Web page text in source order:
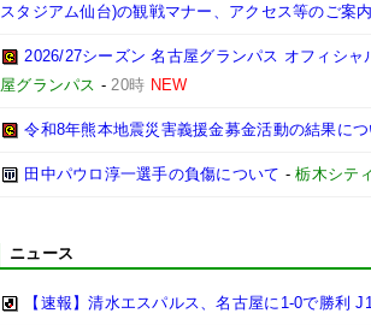
スタジアム仙台)の観戦マナー、アクセス等のご案
2026/27シーズン 名古屋グランパス オフィシ
屋グランパス -20時 NEW
令和8年熊本地震災害義援金募金活動の結果に
田中パウロ淳一選手の負傷について -栃木シテ
ニュース
【速報】清水エスパルス、名古屋に1-0で勝利